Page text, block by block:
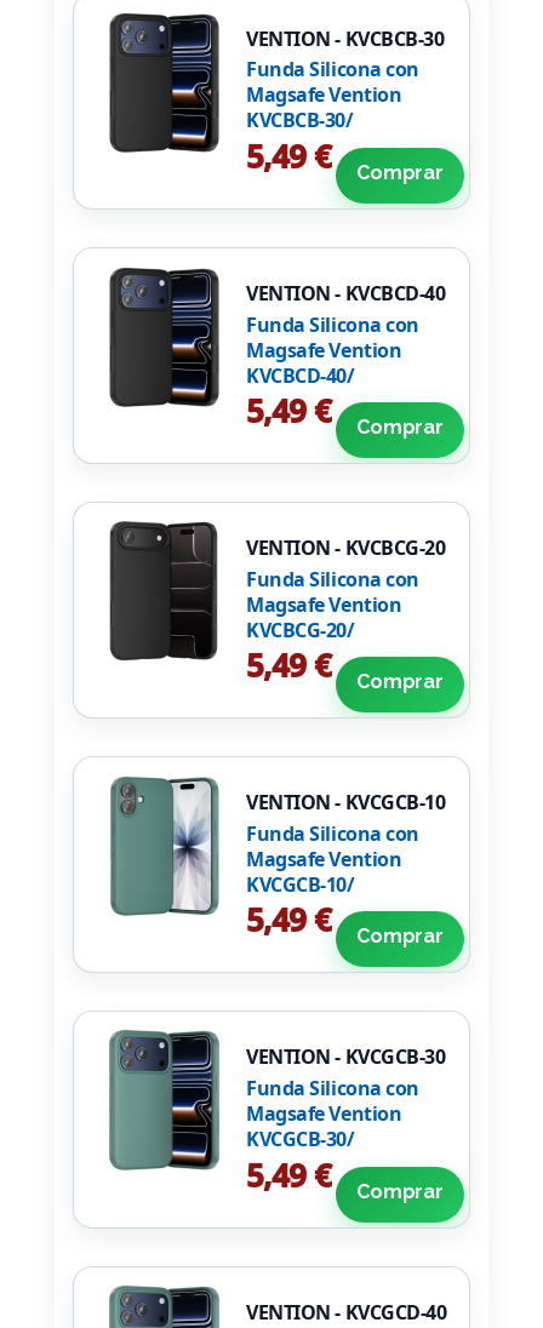
VENTION - KVCBCB-30
Funda Silicona con
Magsafe Vention
KVCBCB-30/
Compatible con
iPhone 17 Pro/ Negra
5,49 € Comprar
VENTION - KVCBCD-40
Funda Silicona con
Magsafe Vention
KVCBCD-40/
Compatible con
iPhone 17 Pro Max/
5,49 € Comprar
VENTION - KVCBCG-20
Funda Silicona con
Magsafe Vention
KVCBCG-20/
Compatible con
iPhone Air/ Negra
5,49 € Comprar
VENTION - KVCGCB-10
Funda Silicona con
Magsafe Vention
KVCGCB-10/
Compatible con
iPhone 17/
Aguamarina
5,49 € Comprar
VENTION - KVCGCB-30
Funda Silicona con
Magsafe Vention
KVCGCB-30/
Compatible con
iPhone 17 Pro/
Aguamarina
5,49 € Comprar
VENTION - KVCGCD-40